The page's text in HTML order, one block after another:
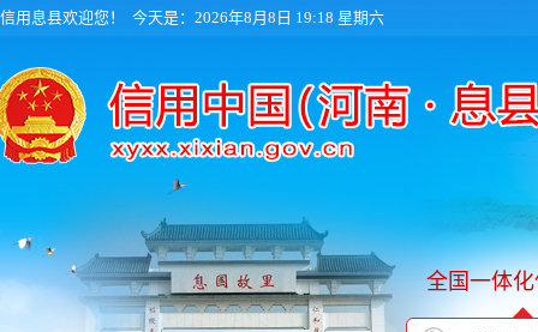
信用息县欢迎您！ 今天是：2026年8月8日 19:18 星期六
全国一体